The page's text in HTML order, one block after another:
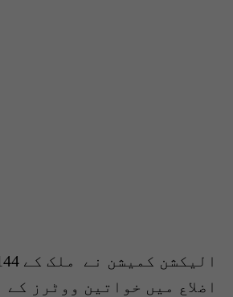
اضلاع میں خواتین ووٹرز کے